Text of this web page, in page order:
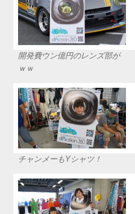
開発費ウン億円のレンズ部が
ｗｗ
チャンメーもYシャツ！